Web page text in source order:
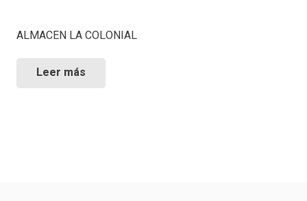
ALMACEN LA COLONIAL
Leer más